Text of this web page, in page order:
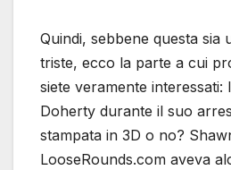
Quindi, sebbene questa sia
triste, ecco la parte a cui
siete veramente interessati:
Doherty durante il suo
stampata in 3D o no?
LooseRounds.com aveva